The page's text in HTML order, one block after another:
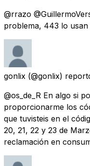
@rrazo
problema, 443 lo
gonlix (@gonlix)
@os_de_R En algo si
proporcionarme los
que tuvisteis en el
20, 21, 22 y 23 de
reclamación en